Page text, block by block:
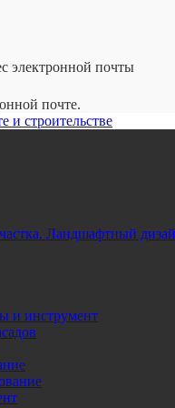
электронной почты
почте.
и строительстве
Ландшафтный
и инструмент